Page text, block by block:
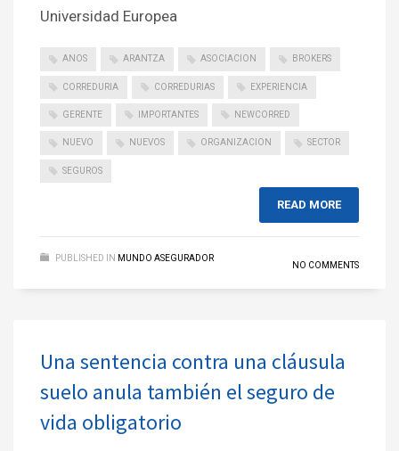
Universidad Europea
ANOS ARANTZA ASOCIACION BROKERS
CORREDURIA CORREDURIAS EXPERIENCIA
GERENTE IMPORTANTES NEWCORRED
NUEVO NUEVOS ORGANIZACION SECTOR
SEGUROS
READ MORE
PUBLISHED IN MUNDO ASEGURADOR
NO COMMENTS
Una sentencia contra una cláusula
suelo anula también el seguro de
vida obligatorio